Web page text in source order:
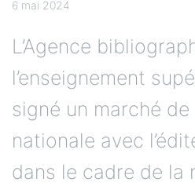
6 mai 2024
L’Agence
l’enseignement
signé un marché
nationale avec
dans le cadre de la